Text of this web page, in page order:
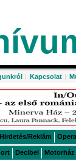
| Kapcsolat |
Hirdetés/Reklám Opera
Decibel Motorház